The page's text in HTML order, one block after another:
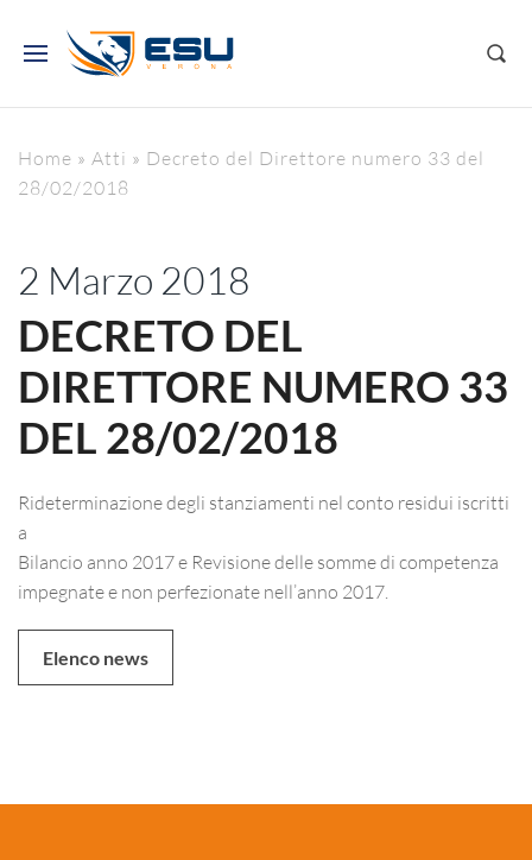
Home » Atti » Decreto del Direttore numero 33 del
28/02/2018
2 Marzo 2018
DECRETO DEL
DIRETTORE NUMERO 33
DEL 28/02/2018
Rideterminazione degli stanziamenti nel conto residui iscritti
a
Bilancio anno 2017 e Revisione delle somme di competenza
impegnate e non perfezionate nell’anno 2017.
Elenco news